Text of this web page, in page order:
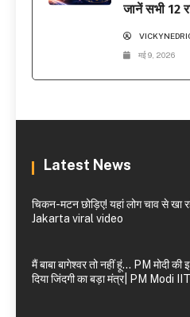
जानें सभी 12
मई 9, 2026
Latest News
चिकन-मटन छोड़िए! यहां लोग चाव से खा
Jakarta viral video
मैं बाबा बागेश्वर तो नहीं हूं… PM मोदी
दिया जिंदगी का बड़ा मंत्र| PM Modi